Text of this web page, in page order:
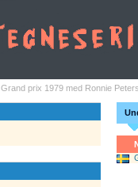
Grand prix 1979 med Ronnie